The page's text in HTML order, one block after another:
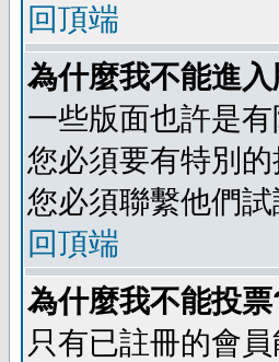
回頂端
為什麼我不能進
一些版面也許是
您必須要有特別
您必須聯繫他們試
回頂端
為什麼我不能投
只有已註冊的會